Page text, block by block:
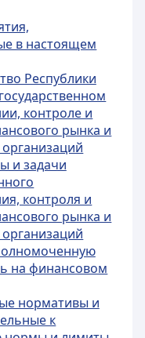
в настоящем
Республики
контроле и
рынка и
и задачи
контроля и
рынка и
на финансовом
нормативы и
к